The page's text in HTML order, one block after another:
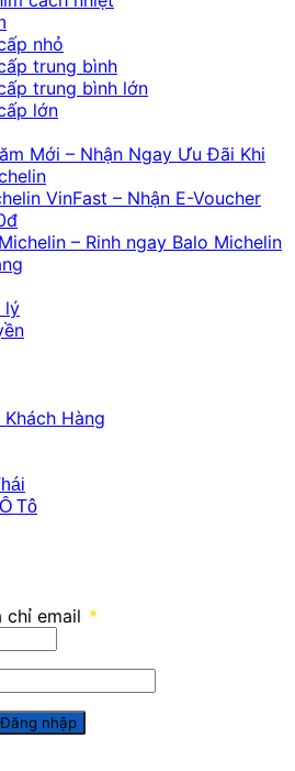
nhỏ
trung bình
trung bình lớn
lớn
Mới – Nhận Ngay Ưu Đãi Khi
VinFast – Nhận E-Voucher
– Rinh ngay Balo Michelin
lý
Hàng
Tô
chỉ email *
Đăng nhập